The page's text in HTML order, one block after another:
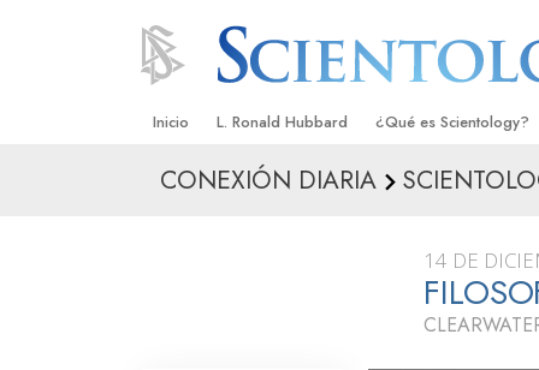
Inicio L. Ronald Hubbard ¿Qué es Scientology?
Creencias y Prácticas
Qué dicen los
Scientology
Conoce a un
CONEXIÓN DIARIA
14 DE